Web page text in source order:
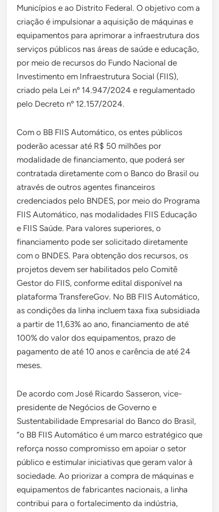
Municípios e ao Distrito Federal. O objetivo com a
criação é impulsionar a aquisição de máquinas e
equipamentos para aprimorar a infraestrutura dos
serviços públicos nas áreas de saúde e educação,
por meio de recursos do Fundo Nacional de
Investimento em Infraestrutura Social (FIIS),
criado pela Lei nº 14.947/2024 e regulamentado
pelo Decreto nº 12.157/2024.
Com o BB FIIS Automático, os entes públicos
poderão acessar até R$ 50 milhões por
modalidade de financiamento, que poderá ser
contratada diretamente com o Banco do Brasil ou
através de outros agentes financeiros
credenciados pelo BNDES, por meio do Programa
FIIS Automático, nas modalidades FIIS Educação
e FIIS Saúde. Para valores superiores, o
financiamento pode ser solicitado diretamente
com o BNDES. Para obtenção dos recursos, os
projetos devem ser habilitados pelo Comitê
Gestor do FIIS, conforme edital disponível na
plataforma TransfereGov. No BB FIIS Automático,
as condições da linha incluem taxa fixa subsidiada
a partir de 11,63% ao ano, financiamento de até
100% do valor dos equipamentos, prazo de
pagamento de até 10 anos e carência de até 24
meses.
De acordo com José Ricardo Sasseron, vice-
presidente de Negócios de Governo e
Sustentabilidade Empresarial do Banco do Brasil,
“o BB FIIS Automático é um marco estratégico que
reforça nosso compromisso em apoiar o setor
público e estimular iniciativas que geram valor à
sociedade. Ao priorizar a compra de máquinas e
equipamentos de fabricantes nacionais, a linha
contribui para o fortalecimento da indústria,